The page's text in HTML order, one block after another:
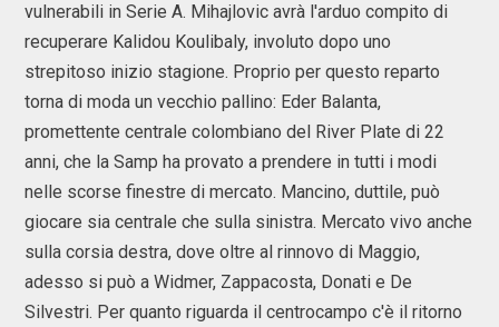
vulnerabili in Serie A. Mihajlovic avrà l'arduo compito di
recuperare Kalidou Koulibaly, involuto dopo uno
strepitoso inizio stagione. Proprio per questo reparto
torna di moda un vecchio pallino: Eder Balanta,
promettente centrale colombiano del River Plate di 22
anni, che la Samp ha provato a prendere in tutti i modi
nelle scorse finestre di mercato. Mancino, duttile, può
giocare sia centrale che sulla sinistra. Mercato vivo anche
sulla corsia destra, dove oltre al rinnovo di Maggio,
adesso si può a Widmer, Zappacosta, Donati e De
Silvestri. Per quanto riguarda il centrocampo c'è il ritorno